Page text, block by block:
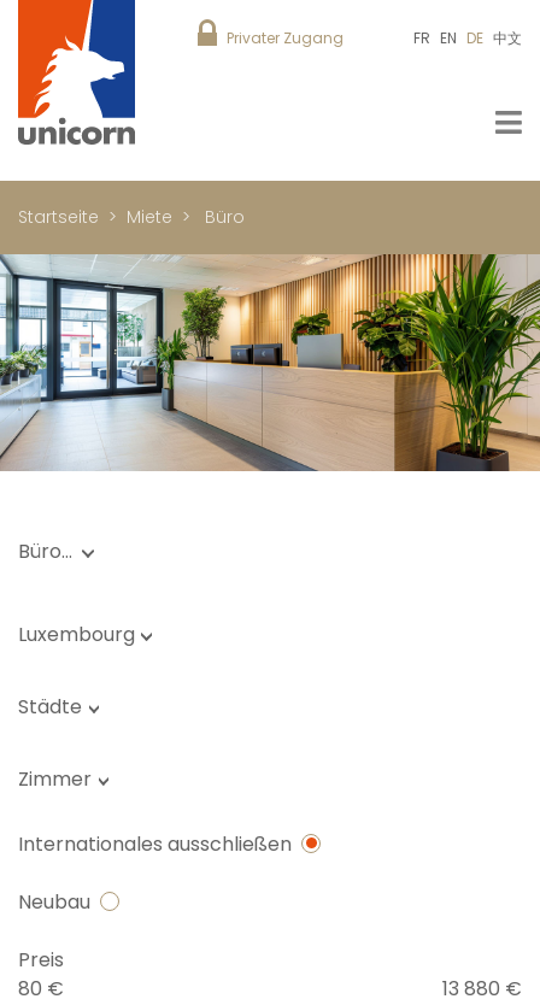
Privater Zugang FR EN DE 中文
Startseite Miete Büro
Büro…
Luxembourg
Städte
Zimmer
Internationales ausschließen
Neubau
Preis
80 €
13 880 €